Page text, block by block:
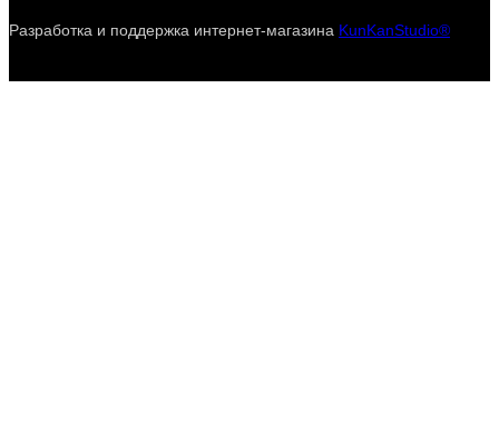
Разработка и поддержка интернет-магазина KunKanStudio®